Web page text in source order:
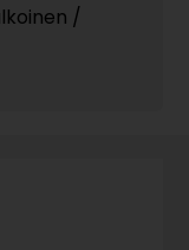
/